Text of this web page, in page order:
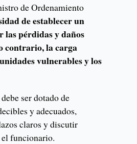
de Ordenamiento
de establecer un
las pérdidas y daños
contrario, la carga
vulnerables y los
ser dotado de
y adecuados,
claros y discutir
funcionario.